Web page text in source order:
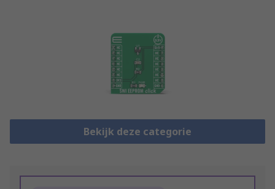
Bekijk deze categorie